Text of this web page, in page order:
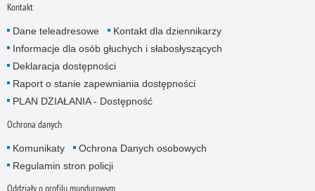
Kontakt
Dane teleadresowe
Kontakt dla dziennikarzy
Informacje dla osób głuchych i słabosłyszących
Deklaracja dostępności
Raport o stanie zapewniania dostępności
PLAN DZIAŁANIA - Dostępność
Ochrona danych
Komunikaty
Ochrona Danych osobowych
Regulamin stron policji
Oddziały o profilu mundurowym